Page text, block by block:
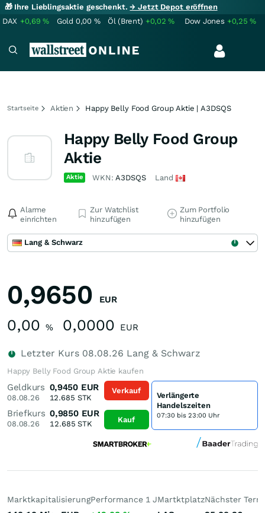
🎁 Ihre Lieblingsaktie geschenkt.→ Jetzt Depot eröffnen
DAX +0,69% Gold 0,00 % Öl (Brent) +0,02% Dow Jones +0,25%
Startseite Aktien Happy Belly Food Group Aktie | A3DSQS
Happy Belly Food Group
Aktie
Aktie WKN:A3DSQS Land
Alarme
einrichten
Zur Watchlist
hinzufügen
Zum Portfolio
hinzufügen
Lang & Schwarz
0,9650 EUR
0,00 % 0,0000 EUR
Letzter Kurs 08.08.26 Lang & Schwarz
Happy Belly Food Group Aktie kaufen
Geldkurs
08.08.26
0,9450 EUR
12.685 STK
Briefkurs
08.08.26
0,9850 EUR
12.685 STK
Verkauf
Kauf
Verlängerte
Handelszeiten
07:30 bis 23:00 Uhr
MarktkapitalisierungPerformance 1 JMartktplatzNächster